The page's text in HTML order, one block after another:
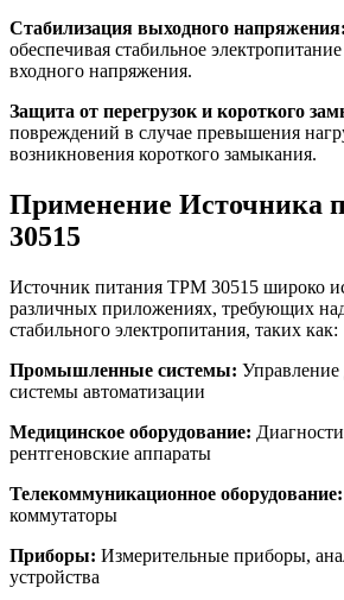
Стабилизация выходного напряжения:
обеспечивая стабильное
входного напряжения.
Защита от перегрузок и короткого
повреждений в случае превышения
возникновения короткого замыкания.
Применение Источника
30515
Источник питания TPM 30515 широко
различных приложениях, требующих
стабильного электропитания, таких как:
Промышленные системы: Управление
системы автоматизации
Медицинское оборудование:
рентгеновские аппараты
Телекоммуникационное оборудование:
коммутаторы
Приборы: Измерительные приборы,
устройства